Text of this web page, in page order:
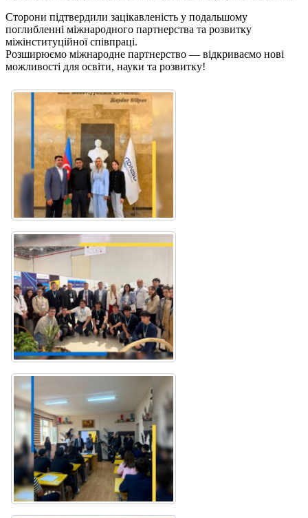
Сторони підтвердили зацікавленість у подальшому
поглибленні міжнародного партнерства та розвитку
міжінституційної співпраці.
Розширюємо міжнародне партнерство — відкриваємо нові
можливості для освіти, науки та розвитку!